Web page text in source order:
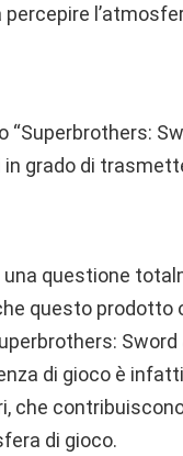
grado di
questione
questo prodotto
Sword
di gioco è
che
di gioco.